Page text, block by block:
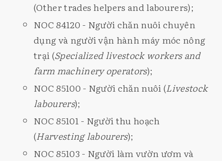
(Other trades helpers and labourers);
NOC 84120 - Người chăn nuôi chuyên
dụng và người vận hành máy móc nông
trại (Specialized livestock workers and
farm machinery operators);
NOC 85100 - Người chăn nuôi (Livestock
labourers);
NOC 85101 - Người thu hoạch
(Harvesting labourers);
NOC 85103 - Người làm vườn ươm và